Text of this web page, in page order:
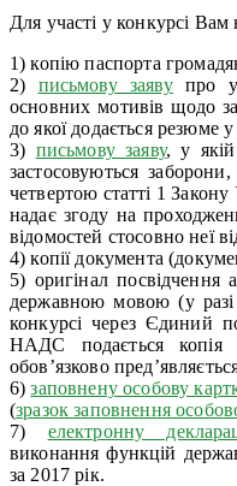
Для участі у конкурсі Вам
1) копію паспорта
2) письмову заявупро
основних мотивів щодо
до якої додається резюме
3) письмову заяву, у
застосовуються
четвертою статті 1
надає згоду на
відомостей стосовно неї
4) копії документа
5) оригінал посвідчення
державною мовою (у разі
конкурсі через Єдиний
НАДС подається копія
обов’язково
6)заповнену особову
(зразок заповнення
7) електронну
виконання функцій
за 2017 рік.